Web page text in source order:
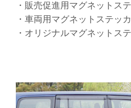
・販売促進用マグネットス
・車両用マグネットステッ
・オリジナルマグネットス